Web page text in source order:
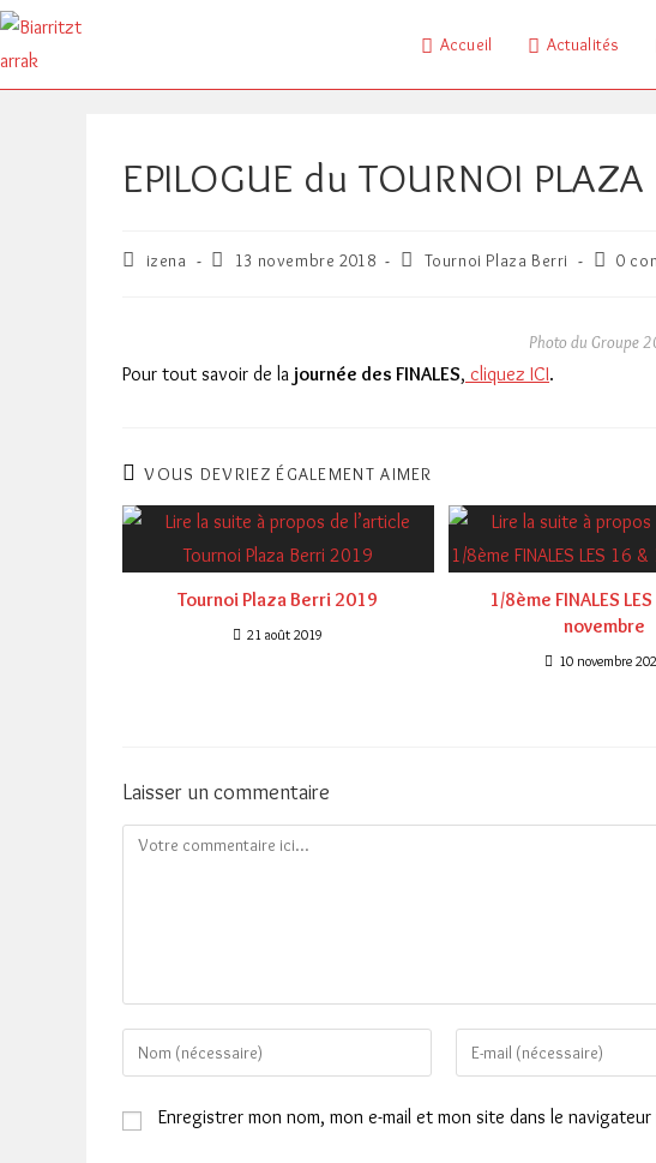
Skip
content
Accueil Actualités
EPILOGUE du TOURNOI
Auteur/autrice
izena
Publication
13 novembre 2018
PostTournoi Plaza Berri 0
Photo du Groupe
Pour tout savoir de la journée des FINALES, cliquez ICI.
VOUS DEVRIEZ ÉGALEMENT AIMER
Tournoi Plaza Berri 2019
21 août 2019
1/8ème FINALES
novembre
10 novembre
Laisser un commentaire
Comment
Enter
your
or
Enter
your
Enregistrer mon nom, mon e-mail et mon site dans le